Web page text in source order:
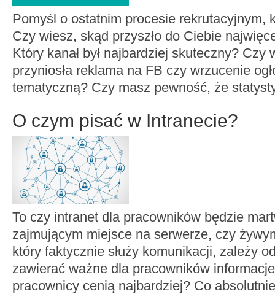
Pomyśl o ostatnim procesie rekrutacyjnym,
Czy wiesz, skąd przyszło do Ciebie
Który kanał był najbardziej skuteczny? Czy
przyniosła reklama na FB czy wrzucenie
tematyczną? Czy masz pewność, że
O czym pisać w Intranecie?
To czy intranet dla pracowników będzie
zajmującym miejsce na serwerze, czy
który faktycznie służy komunikacji, zależy
zawierać ważne dla pracowników
pracownicy cenią najbardziej? Co